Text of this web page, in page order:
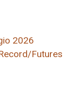
2026
Futures